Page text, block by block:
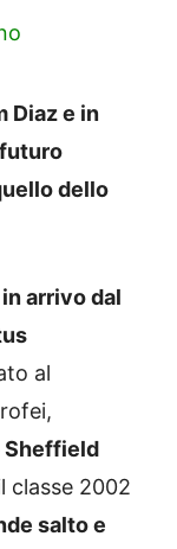
Diaz e in
dello
arrivo dal
al
Sheffield
classe 2002
salto e